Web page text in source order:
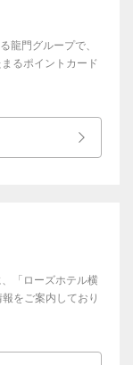
龍門グループで、
るポイントカード
「ローズホテル横
をご案内しており